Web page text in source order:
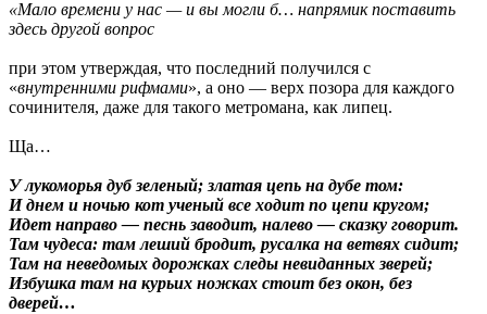
«Мало времени у нас — и вы могли б… напрямик поставить
здесь другой вопрос
при этом утверждая, что последний получился с
«внутренними рифмами», а оно — верх позора для каждого
сочинителя, даже для такого метромана, как липец.
Ща…
У лукоморья дуб зеленый; златая цепь на дубе том:
И днем и ночью кот ученый все ходит по цепи кругом;
Идет направо — песнь заводит, налево — сказку говорит.
Там чудеса: там леший бродит, русалка на ветвях сидит;
Там на неведомых дорожках следы невиданных зверей;
Избушка там на курьих ножках стоит без окон, без
дверей…